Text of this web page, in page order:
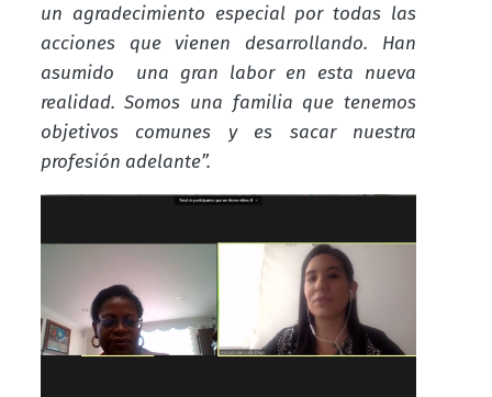
un agradecimiento especial portodas las
acciones que vienen desarrollando. Han
asumido una gran labor en esta nueva
realidad. Somos una familia que tenemos
objetivos comunes y es sacar nuestra
profesión adelante”.